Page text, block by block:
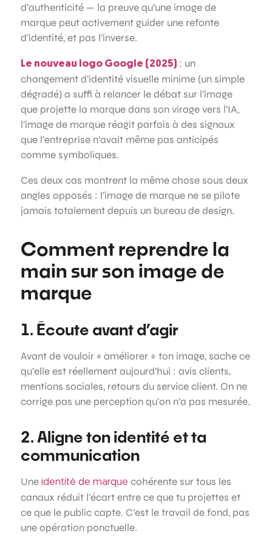
d’authenticité — la preuve qu’une image de
marque peut activement guider une refonte
d’identité, et pas l’inverse.
Le nouveau logo Google (2025) : un
changement d’identité visuelle minime (un simple
dégradé) a suffi à relancer le débat sur l’image
que projette la marque dans son virage vers l’IA,
l’image de marque réagit parfois à des signaux
que l’entreprise n’avait même pas anticipés
comme symboliques.
Ces deux cas montrent la même chose sous deux
angles opposés : l’image de marque ne se pilote
jamais totalement depuis un bureau de design.
Comment reprendre la
main sur son image de
marque
1. Écoute avant d’agir
Avant de vouloir « améliorer » ton image, sache ce
qu’elle est réellement aujourd’hui : avis clients,
mentions sociales, retours du service client. On ne
corrige pas une perception qu’on n’a pas mesurée.
2. Aligne ton identité et ta
communication
Une identité de marque cohérente sur tous les
canaux réduit l’écart entre ce que tu projettes et
ce que le public capte. C’est le travail de fond, pas
une opération ponctuelle.